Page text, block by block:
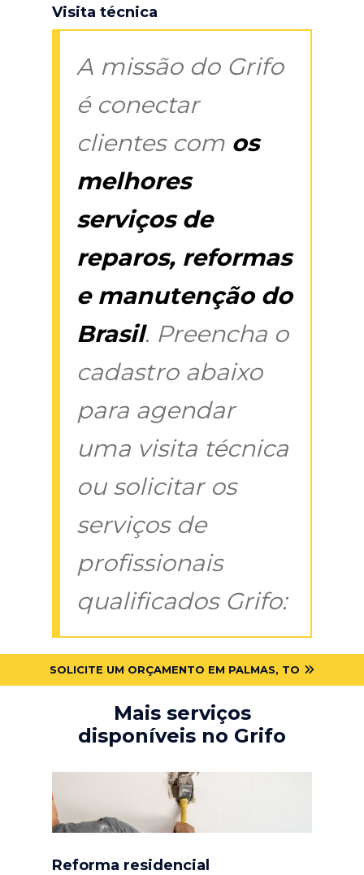
Visita técnica
A missão do Grifo
é conectar
clientes com os
melhores
serviços de
reparos, reformas
e manutenção do
Brasil. Preencha o
cadastro abaixo
para agendar
uma visita técnica
ou solicitar os
serviços de
profissionais
qualificados Grifo:
SOLICITE UM ORÇAMENTO EM PALMAS, TO
Mais serviços
disponíveis no Grifo
Reforma residencial